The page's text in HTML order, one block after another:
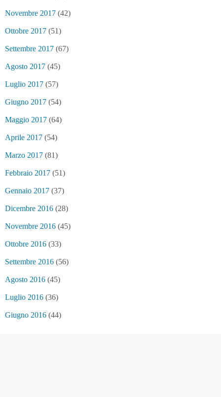
Novembre 2017 (42)
Ottobre 2017 (51)
Settembre 2017 (67)
Agosto 2017 (45)
Luglio 2017 (57)
Giugno 2017 (54)
Maggio 2017 (64)
Aprile 2017 (54)
Marzo 2017 (81)
Febbraio 2017 (51)
Gennaio 2017 (37)
Dicembre 2016 (28)
Novembre 2016 (45)
Ottobre 2016 (33)
Settembre 2016 (56)
Agosto 2016 (45)
Luglio 2016 (36)
Giugno 2016 (44)